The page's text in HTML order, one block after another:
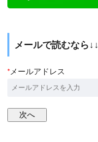
メールで読むなら↓↓
*メールアドレス